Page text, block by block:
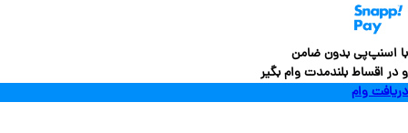
بدون ضامن
بلندمدت وام بگیر
وام